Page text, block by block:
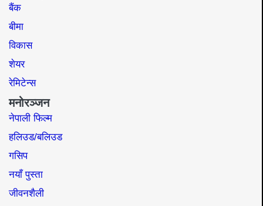
बैंक
बीमा
विकास
शेयर
रेमिटेन्स
मनोरञ्जन
नेपाली फिल्म
हलिउड/बलिउड
गसिप
नयाँ पुस्ता
जीवनशैली